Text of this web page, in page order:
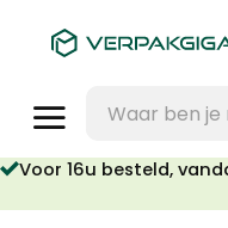
naar:
Voor 16u besteld,